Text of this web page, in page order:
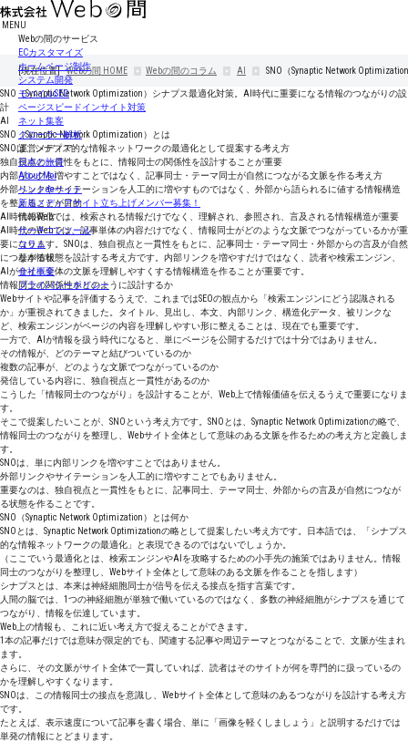
[現在位置] Webの間 HOME Webの間のコラム AI SNO（Synaptic Network
SNO（Synaptic Network Optimization）シナプス最適化対策。AI時代に重要になる情報のつながりの設
計
AI
SNO（Synaptic Network Optimization）とは
SNOは、シナプス的な情報ネットワークの最適化として提案する考え方
独自視点と一貫性をもとに、情報同士の関係性を設計することが重要
内部リンクを増やすことではなく、記事同士・テーマ同士が自然につながる文脈を作る考え方
外部リンクやサイテーションを人工的に増やすものではなく、外部から語られるに値する情報構造
を整えることが目的
AI時代のWebでは、検索される情報だけでなく、理解され、参照され、言及される情報構造が重要
AI時代のWebでは、記事単体の内容だけでなく、情報同士がどのような文脈でつながっているかが重
要になります。SNOは、独自視点と一貫性をもとに、記事同士・テーマ同士・外部からの言及が自然
につながる状態を設計する考え方です。内部リンクを増やすだけではなく、読者や検索エンジン、
AIがサイト全体の文脈を理解しやすくする情報構造を作ることが重要です。
情報同士の関係性をどのように設計するか
Webサイトや記事を評価するうえで、これまではSEOの観点から「検索エンジンにどう認識される
か」が重視されてきました。タイトル、見出し、本文、内部リンク、構造化データ、被リンクな
ど、検索エンジンがページの内容を理解しやすい形に整えることは、現在でも重要です。
一方で、AIが情報を扱う時代になると、単にページを公開するだけでは十分ではありません。
その情報が、どのテーマと結びついているのか
複数の記事が、どのような文脈でつながっているのか
発信している内容に、独自視点と一貫性があるのか
こうした「情報同士のつながり」を設計することが、Web上で情報価値を伝えるうえで重要になりま
す。
そこで提案したいことが、SNOという考え方です。SNOとは、Synaptic Network Optimizationの略で、
情報同士のつながりを整理し、Webサイト全体として意味のある文脈を作るための考え方と定義しま
す。
SNOは、単に内部リンクを増やすことではありません。
外部リンクやサイテーションを人工的に増やすことでもありません。
重要なのは、独自視点と一貫性をもとに、記事同士、テーマ同士、外部からの言及が自然につなが
る状態を作ることです。
SNO（Synaptic Network Optimization）とは何か
SNOとは、Synaptic Network Optimizationの略として提案したい考え方です。日本語では、「シナプス
的な情報ネットワークの最適化」と表現できるのではないでしょうか。
（ここでいう最適化とは、検索エンジンやAIを攻略するための小手先の施策ではありません。情報
同士のつながりを整理し、Webサイト全体として意味のある文脈を作ることを指します）
シナプスとは、本来は神経細胞同士が信号を伝える接点を指す言葉です。
人間の脳では、1つの神経細胞が単独で働いているのではなく、多数の神経細胞がシナプスを通じて
つながり、情報を伝達しています。
Web上の情報も、これに近い考え方で捉えることができます。
1本の記事だけでは意味が限定的でも、関連する記事や周辺テーマとつながることで、文脈が生まれ
ます。
さらに、その文脈がサイト全体で一貫していれば、読者はそのサイトが何を専門的に扱っているの
かを理解しやすくなります。
SNOは、この情報同士の接点を意識し、Webサイト全体として意味のあるつながりを設計する考え方
です。
たとえば、表示速度について記事を書く場合、単に「画像を軽くしましょう」と説明するだけでは
単発の情報にとどまります。
MENU
Webの間のサービス
ECカスタマイズ
ホームページ制作
システム開発
モバイルSEO
ページスピードインサイト対策
ネット集客
クローラー解析
運営メディア
日本の旅侍
About Moi
ペットdeペット
新規メディアサイト立ち上げメンバー募集！
情報発信
サーチコンソール
コラム
基本情報
会社概要
プライバシーポリシー